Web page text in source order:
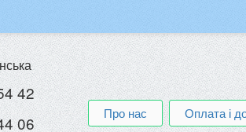
42
06
Про нас Оплата і